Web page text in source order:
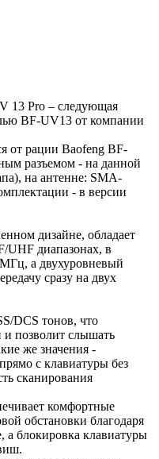
13 Pro – следующая
BF-UV13 от компании
от рации Baofeng BF-
разъемом - на данной
на антенне: SMA-
- в версии
дизайне, обладает
UHF диапазонах, в
МГц, а двухуровневый
сразу на двух
DCS тонов, что
позволит слышать
же значения -
с клавиатуры без
сканирования
комфортные
обстановки благодаря
а блокировка клавиатуры